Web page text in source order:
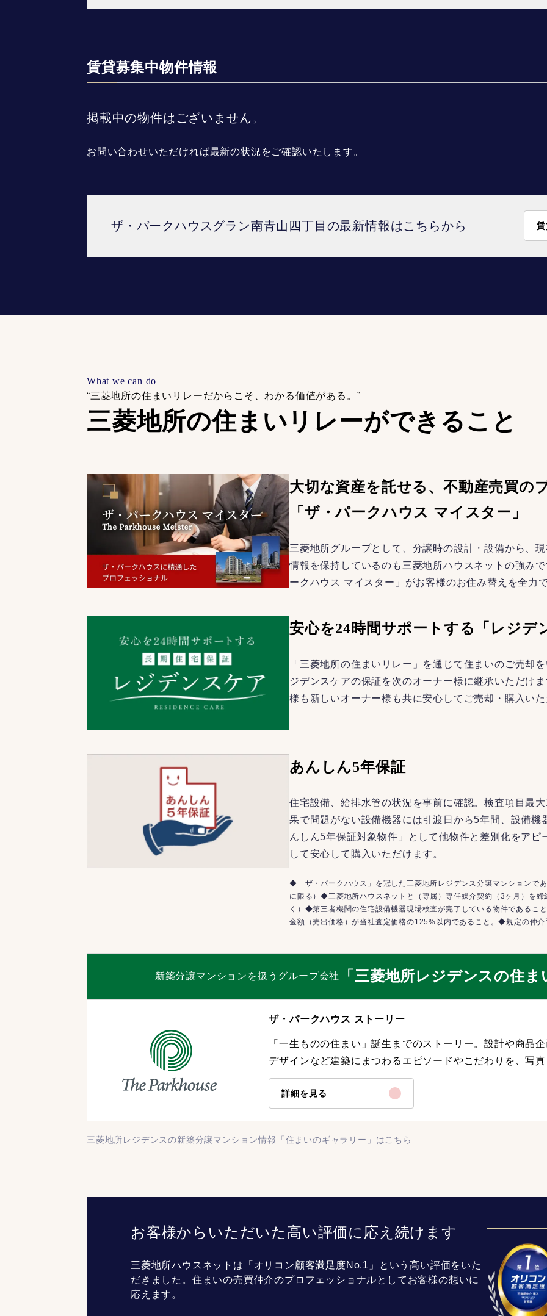
賃貸募集中物件情報
掲載中の物件はございません。
お問い合わせいただければ最新の状況をご確認いたします。
ザ・パークハウスグラン南青山四丁目の最新情報はこちらから
What we can do
“三菱地所の住まいリレーだからこそ、 わかる価値がある。”
三菱地所の住まいリレーができること
大切な資産を託せる、不動産売買の
「ザ・パークハウス マイスター」
三菱地所グループとして、分譲時の設計・設備から、
情報を保持しているのも三菱地所ハウスネットの強み
ークハウス マイスター」がお客様のお住み替えを全力
安心を24時間サポートする「レジデ
「三菱地所の住まいリレー」を通じて住まいのご売却
ジデンスケアの保証を次のオーナー様に継承いただけ
様も新しいオーナー様も共に安心してご売却・購入いた
あんしん5年保証
住宅設備、給排水管の状況を事前に確認。検査項目最
果で問題がない設備機器には引渡日から5年間、設備
んしん5年保証対象物件」として他物件と差別化をアピ
して安心して購入いただけます。
◆「ザ・パークハウス」を冠した三菱地所レジデンス分譲マンションで
に限る）◆三菱地所ハウスネットと（専属）専任媒介契約（3ヶ月）を
く）◆第三者機関の住宅設備機器現場検査が完了している物件である
金額（売出価格）が当社査定価格の125%以内であること。◆規定の仲介
新築分譲マンションを扱うグループ会社 「三菱地所レジデンスの住ま
ザ・パークハウス ストーリー
「一生ものの住まい」誕生までのストーリー。設計や商品企
デザインなど建築にまつわるエピソードやこだわりを、写真
詳細を見る
三菱地所レジデンスの新築分譲マンション情報「住まいのギャラリー」はこちら
お客様からいただいた高い評価に応え続けます
三菱地所ハウスネットは「オリコン顧客満足度No.1」という高い評価をいた
だきました。住まいの売買仲介のプロフェッショナルとしてお客様の想いに
応えます。